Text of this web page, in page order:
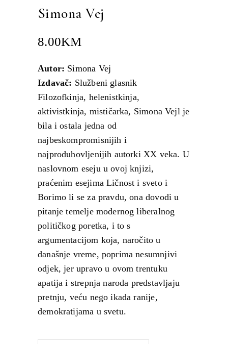
Simona Vej
8.00KM
Autor: Simona Vej
Izdavač: Službeni glasnik
Filozofkinja, helenistkinja,
aktivistkinja, mističarka, Simona Vejl je
bila i ostala jedna od
najbeskompromisnijih i
najproduhovljenijih autorki XX veka. U
naslovnom eseju u ovoj knjizi,
praćenim esejima Ličnost i sveto i
Borimo li se za pravdu, ona dovodi u
pitanje temelje modernog liberalnog
političkog poretka, i to s
argumentacijom koja, naročito u
današnje vreme, poprima nesumnjivi
odjek, jer upravo u ovom trentuku
apatija i strepnja naroda predstavljaju
pretnju, veću nego ikada ranije,
demokratijama u svetu.